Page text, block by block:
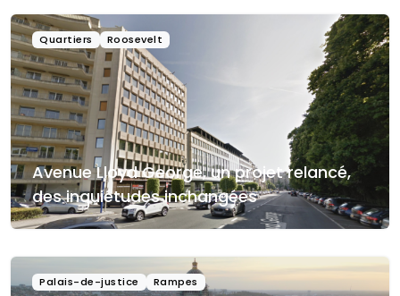
Quartiers Roosevelt
Avenue Lloyd George, un projet relancé,
des inquiétudes inchangées
Palais-de-justice Rampes